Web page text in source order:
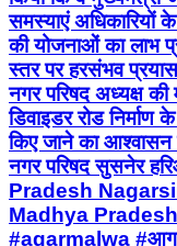
समस्याएं अधिकारियों
की योजनाओं का लाभ
स्तर पर हरसंभव
नगर परिषद अध्यक्ष
डिवाइडर रोड
किए जाने का
नगर परिषद सुसनेर
Pradesh
Madhya
#agarmalwa